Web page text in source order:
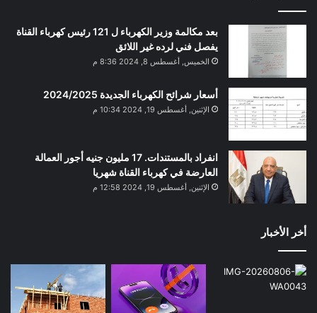
بعد مكالمة وزير الكهرباء ل 121 رئيس كهرباء القناة
يفصل فني لرده غير اللائق
الخميس, أغسطس 8, 2024 8:36 م
أسعار شرائح الكهرباء الجديدة 2024/2025
الإثنين, أغسطس 19, 2024 10:34 م
انفراد بالمستندات. 17 مليون جنيه أجور العمالة
العارضة في كهرباء القناة شهريا
الإثنين, أغسطس 19, 2024 12:58 م
أخر الأخبار